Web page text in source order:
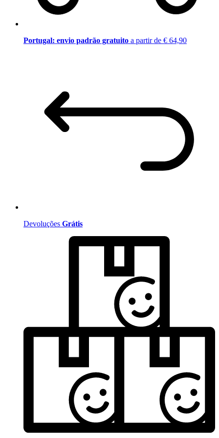
Portugal: envio padrão gratuito a partir de € 64,90
Devoluções Grátis